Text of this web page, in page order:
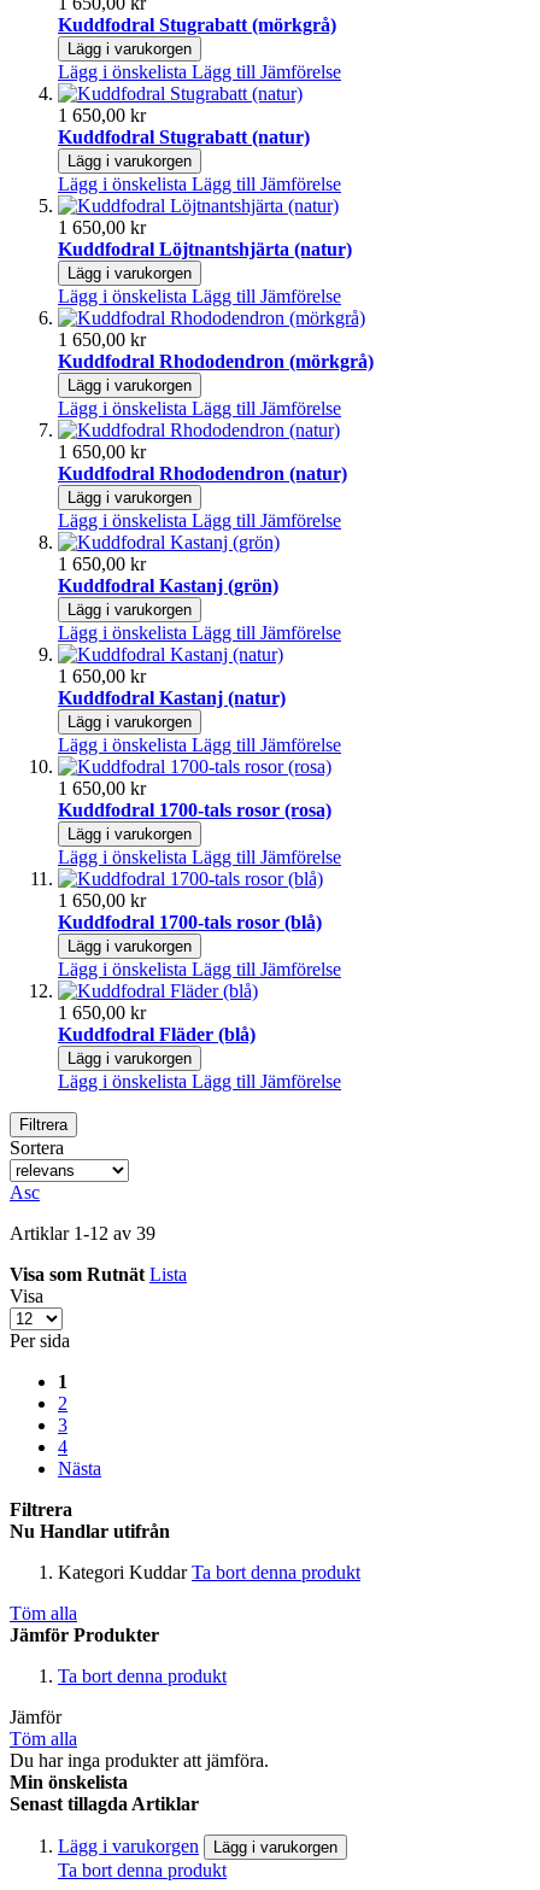
Kuddfodral Stugrabatt (mörkgrå)
Lägg i varukorgen
Lägg i önskelista Lägg till Jämförelse
1 650,00 kr
Kuddfodral Stugrabatt (natur)
Lägg i varukorgen
Lägg i önskelista Lägg till Jämförelse
1 650,00 kr
Kuddfodral Löjtnantshjärta (natur)
Lägg i varukorgen
Lägg i önskelista Lägg till Jämförelse
1 650,00 kr
Kuddfodral Rhododendron (mörkgrå)
Lägg i varukorgen
Lägg i önskelista Lägg till Jämförelse
1 650,00 kr
Kuddfodral Rhododendron (natur)
Lägg i varukorgen
Lägg i önskelista Lägg till Jämförelse
1 650,00 kr
Kuddfodral Kastanj (grön)
Lägg i varukorgen
Lägg i önskelista Lägg till Jämförelse
1 650,00 kr
Kuddfodral Kastanj (natur)
Lägg i varukorgen
Lägg i önskelista Lägg till Jämförelse
1 650,00 kr
Kuddfodral 1700-tals rosor (rosa)
Lägg i varukorgen
Lägg i önskelista Lägg till Jämförelse
1 650,00 kr
Kuddfodral 1700-tals rosor (blå)
Lägg i varukorgen
Lägg i önskelista Lägg till Jämförelse
1 650,00 kr
Kuddfodral Fläder (blå)
Lägg i varukorgen
Lägg i önskelista Lägg till Jämförelse
Filtrera
Sortera
Asc
Artiklar 1-12 av 39
Visa som Rutnät Lista
Visa
Per sida
1
2
3
4
Nästa
Filtrera
Nu Handlar utifrån
Kategori Kuddar Ta bort denna produkt
Töm alla
Jämför Produkter
Ta bort denna produkt
Jämför
Töm alla
Du har inga produkter att jämföra.
Min önskelista
Senast tillagda Artiklar
Lägg i varukorgen Lägg i varukorgen
Ta bort denna produkt